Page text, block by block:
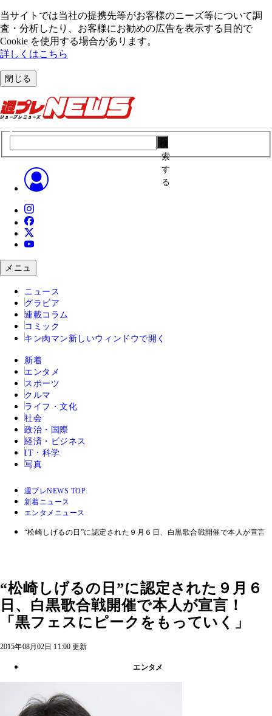
当サイトでは当社の提携先等がお客様のニーズ等について調
査・分析したり、お客様にお勧めの広告を表⽰する⽬的で
Cookie を使⽤する場合があります。
詳しくはこちら
閉じる
索
す
る
メニュ
ニュース
グラビア
連載コラム
コミック
キン肉マン 新しいウィンドウで開く
新着
エンタメ
スポーツ
クルマ
ライフ・文化
社会
政治・国際
経済・ビジネス
IT・科学
写真
週プレNEWS TOP
新着ニュース
エンタメニュース
“松崎しげるの日”に認定された９月６日、白黒歌合戦開催で本人が宣言
“松崎しげるの日”に認定された９月６
日、白黒歌合戦開催で本人が宣言！
「黒フェスにピークをもっていく」
2015年08月02日 11:00 更新
エンタメ